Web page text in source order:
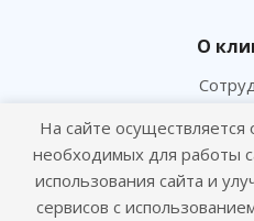
О
На сайте осуществляется
необходимых для работы
использования сайта и
сервисов с